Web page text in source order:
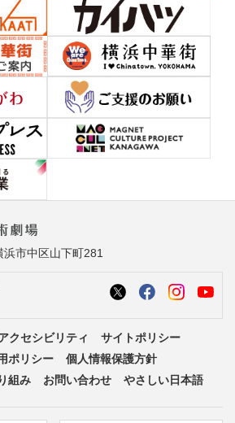
市中区山下町281
クセシビリティ
サイトポリシー
ポリシー
個人情報保護方針
組み
お問い合わせ やさしい日本語